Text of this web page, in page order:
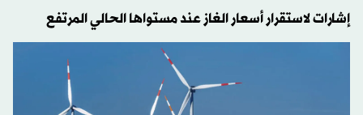
إشارات لاستقرار أسعار الغاز عند مستواها الحالي المرتفع